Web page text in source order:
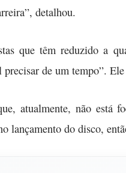
detalhou.
que têm reduzido a
de um tempo”.
atualmente, não está
lançamento do disco,